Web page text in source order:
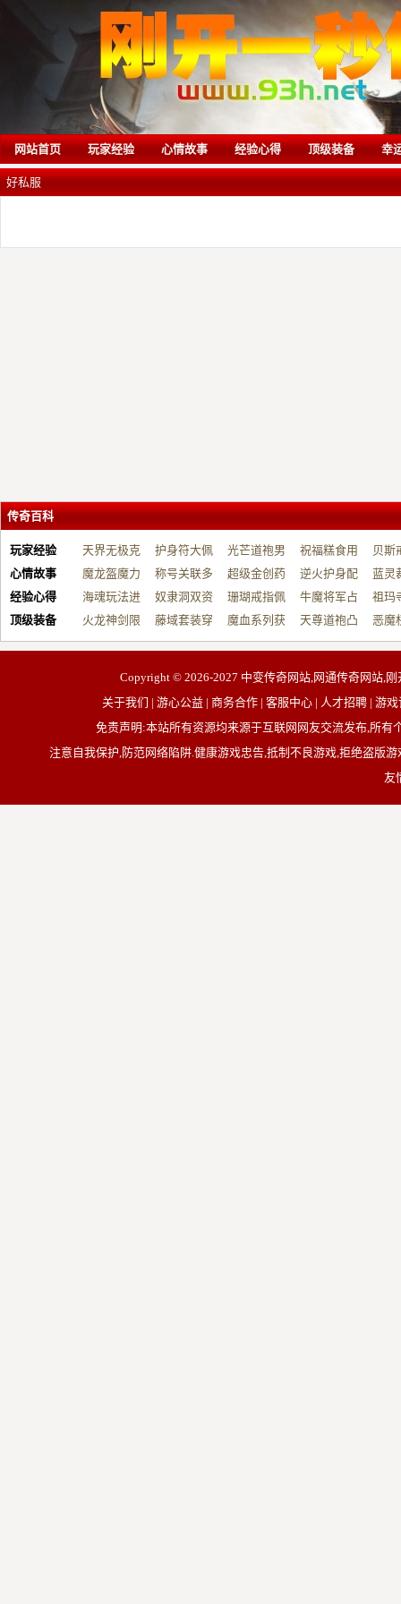
网站首页 玩家经验 心情故事 经验心得 顶级装备 幸
好私服
传奇百科
玩家经验
天界无极克
制…
护身符大佩
戴…
光芒道袍男
战…
祝福糕食用
帮…
贝斯
开…
心情故事
魔龙盔魔力
增…
称号关联多
元…
超级金创药
带…
逆火护身配
祝…
蓝灵
台…
经验心得
海魂玩法进
阶…
奴隶洞双资
源…
珊瑚戒指佩
戴…
牛魔将军占
占…
祖玛
动…
顶级装备
火龙神剑限
制…
藤域套装穿
戴…
魔血系列获
取…
天尊道袍凸
显…
恶魔
有…
Copyright © 2026-2027 中变传奇网站,网通传奇网站,
关于我们 | 游心公益 | 商务合作 | 客服中心 | 人才招聘 | 游
免责声明:本站所有资源均来源于互联网网友交流发布,所
注意自我保护,防范网络陷阱.健康游戏忠告,抵制不良游戏,拒绝盗版
友